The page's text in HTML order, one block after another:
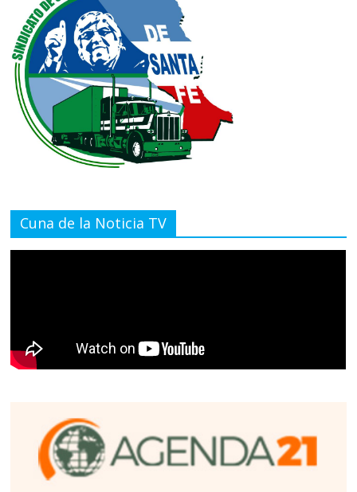
Cuna de la Noticia TV